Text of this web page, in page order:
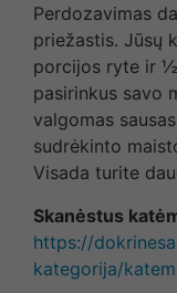
Perdozavimas
priežastis. Jūsų
porcijos ryte ir
pasirinkus savo
valgomas
sudrėkinto
Visada turite
Skanėstus
https://
kategorija/